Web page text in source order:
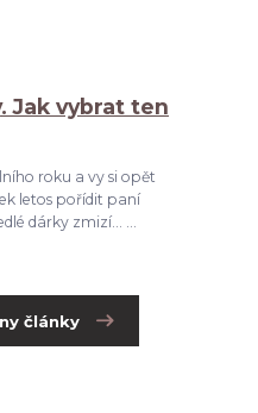
Jak vybrat ten
roku a vy si opět
letos pořídit paní
dárky zmizí... ...
články